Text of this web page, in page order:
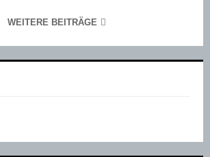
WEITERE BEITRÄGE